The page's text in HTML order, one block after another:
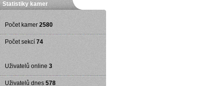
Statistiky kamer
Počet kamer 2580
Počet sekcí 74
Uživatelů online 3
Uživatelů dnes 578